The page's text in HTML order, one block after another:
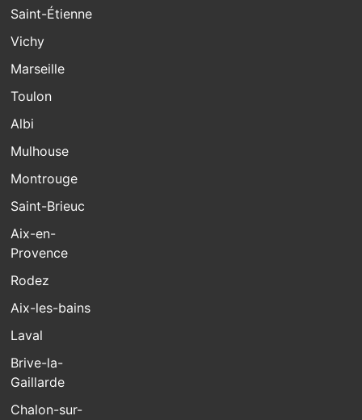
Saint-Étienne
Vichy
Marseille
Toulon
Albi
Mulhouse
Montrouge
Saint-Brieuc
Aix-en-
Provence
Rodez
Aix-les-bains
Laval
Brive-la-
Gaillarde
Chalon-sur-